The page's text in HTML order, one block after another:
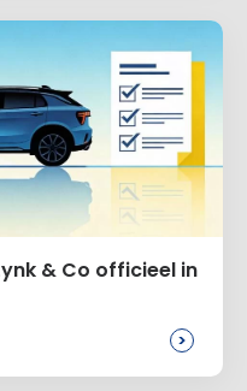
toe
& Co officieel in
>